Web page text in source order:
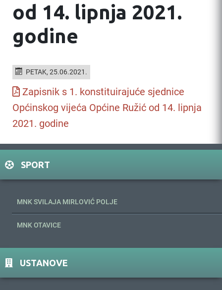
od 14. lipnja 2021.
godine
PETAK, 25.06.2021.
Zapisnik s 1. konstituirajuće sjednice
Općinskog vijeća Općine Ružić od 14. lipnja
2021. godine
SPORT
MNK SVILAJA MIRLOVIĆ POLJE
MNK OTAVICE
USTANOVE